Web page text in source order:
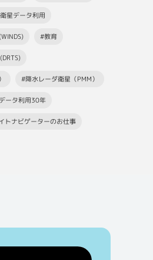
星データ利用
#教育
#降水レーダ衛星（PMM）
ータ利用30年
トナビゲーターのお仕事